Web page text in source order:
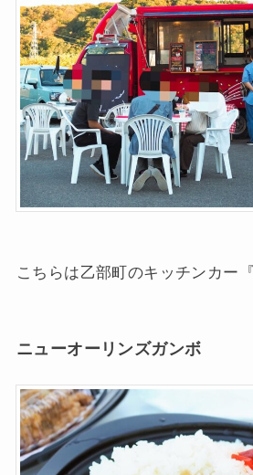
こちらは乙部町のキッチンカー『
ニューオーリンズガンボ